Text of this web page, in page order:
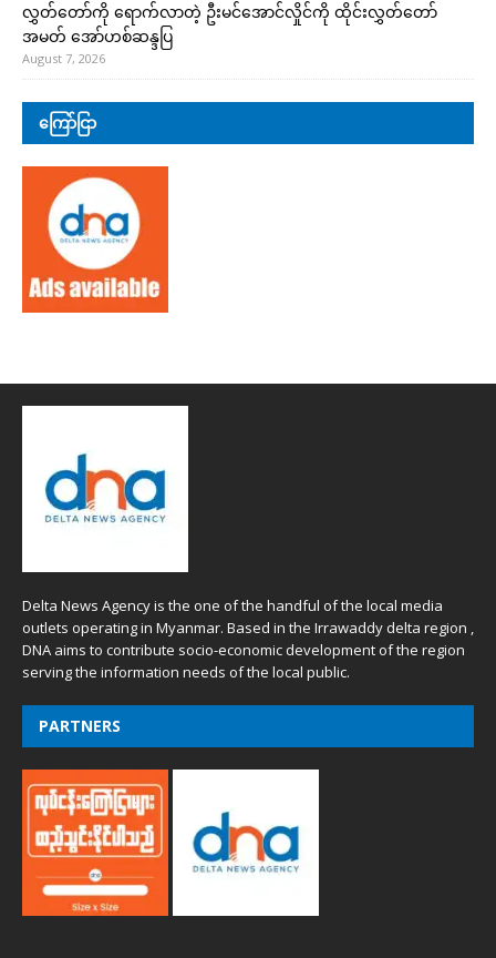
လွှတ်တော်ကို ရောက်လာတဲ့ ဦးမင်အောင်လှိုင်ကို ထိုင်းလွှတ်တော်
အမတ် အော်ဟစ်ဆန္ဒပြ
August 7, 2026
ကြော်ငြာ
Delta News Agency is the one of the handful of the local media
outlets operating in Myanmar. Based in the Irrawaddy delta region ,
DNA aims to contribute socio-economic development of the region
serving the information needs of the local public.
PARTNERS